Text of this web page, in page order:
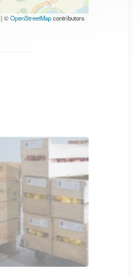
|©OpenStreetMapcontributors